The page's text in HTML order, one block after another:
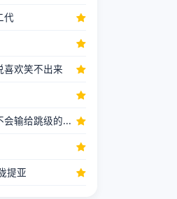
代
喜欢笑不出来
会输给跳级的...
提亚